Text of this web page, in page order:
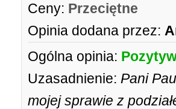
Ceny: Przeciętne
Opinia dodana przez:
Ogólna opinia:
Uzasadnienie: Pani
mojej sprawie z